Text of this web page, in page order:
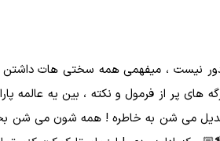
، فکر میکنی دفن شدی اما تو درواقع کاشته شدی🪴! یروزی که
مرورای تکراری ، بین برگه های پر از فرمول و نکته
مى شن به خاطره ! همه شون مى شن